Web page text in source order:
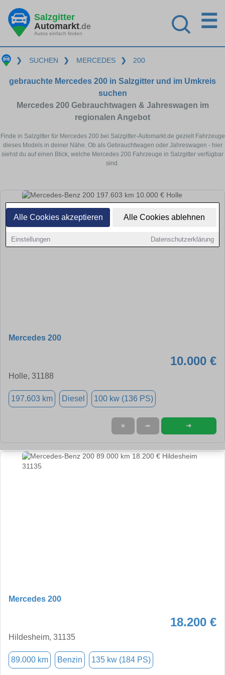
Alle Cookies akzeptieren Alle Cookies ablehnen
Einstellungen Datenschutzerklärung
Salzgitter
Automarkt.de
Autos einfach finden
☰
❯ SUCHEN ❯ MERCEDES ❯ 200
gebrauchte Mercedes 200 in Salzgitter und im Umkreis
suchen
Mercedes 200 Gebrauchtwagen & Jahreswagen im
regionalen Angebot
Finde in Salzgitter für Mercedes 200 bei Salzgitter-Automarkt.de gezielt Fahrzeuge
dieses Models in deiner Nähe. Ob als Gebrauchtwagen oder Jahreswagen - hier
siehst du auf einen Blick, welche Mercedes 200 Fahrzeuge in Salzgitter verfügbar
sind.
Mercedes 200
10.000 €
Holle, 31188
197.603 km Diesel 100 kw (136 PS)
★ ➦ ➜
Mercedes 200
18.200 €
Hildesheim, 31135
89.000 km Benzin 135 kw (184 PS)